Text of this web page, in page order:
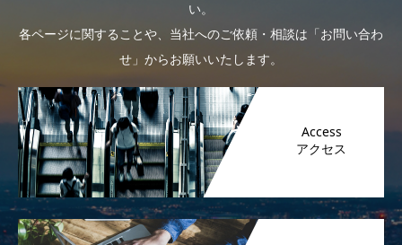
い。
各ページに関することや、当社へのご依頼・相談は「お問い合わ
せ」からお願いいたします。
Access